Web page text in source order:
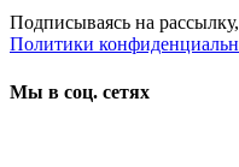
Подписываясь на
Политики
Мы в соц. сетях